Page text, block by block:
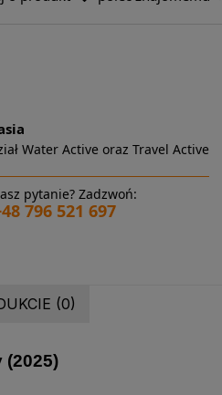
Water Active oraz Travel Active
pytanie? Zadzwoń:
796 521 697
(0)
(2025)